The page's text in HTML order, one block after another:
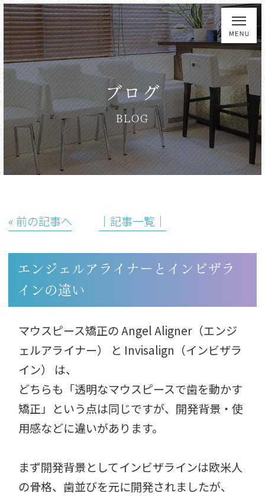
ブログ
BLOG
« 前の記事へ │記事一覧│
エンジェルアライナーとインビザラ
インの違い
マウスピース矯正の Angel Aligner（エンジ
ェルアライナー） と Invisalign（インビザラ
イン） は、
どちらも「透明なマウスピースで歯を動かす
矯正」という点は同じですが、開発背景・使
用感などに違いがあります。
️まず開発背景としてインビザラインは欧米人
の骨格、歯並びを元に開発されましたが、